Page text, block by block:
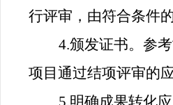
行评审，由符合条件
4.颁发证书。参
项目通过结项评审的
5.明确成果转化